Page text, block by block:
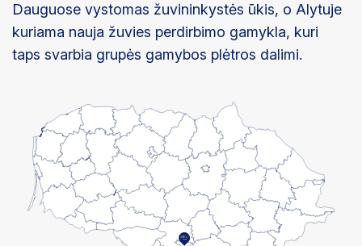
Dauguose vystomas žuvininkystės ūkis, o Alytuje
kuriama nauja žuvies perdirbimo gamykla, kuri
taps svarbia grupės gamybos plėtros dalimi.